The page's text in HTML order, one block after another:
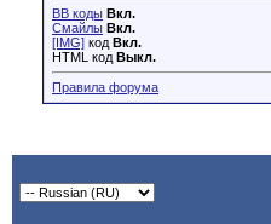
BB коды Вкл.
Смайлы Вкл.
[IMG] код Вкл.
HTML код Выкл.
Правила форума